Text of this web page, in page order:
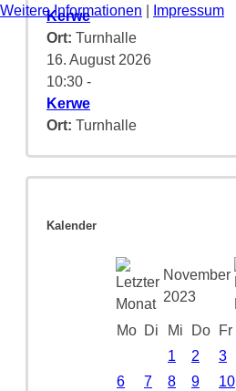
Kerwe
Ort: Turnhalle
16. August 2026
10:30 -
Kerwe
Ort: Turnhalle
Kalender
November
2023
Mo Di Mi Do Fr
1
2 3
6
7 8 9 10
Weitere Informationen
Impressum